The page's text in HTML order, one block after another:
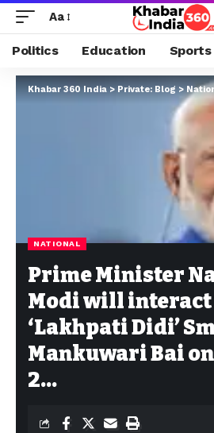
Aa
Politics Education Sports
Khabar 360 India > Private: Blog >
NATIONAL
Prime Minister
Modi will
‘Lakhpati Didi’
Mankuwari Bai
2…